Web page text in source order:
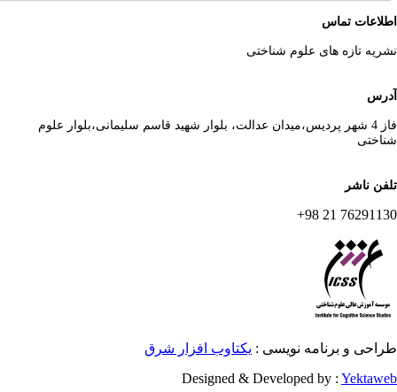
تماس
تازه های علوم شناختی
فاز 4 شهر پردیس،میدان عدالت، بلوار شهید قاسم سلیمانی،بلوار علوم
ناشر
76291130 21
و برنامه نویسی : یکتاوب افزار شرق
Designed & Developed by :